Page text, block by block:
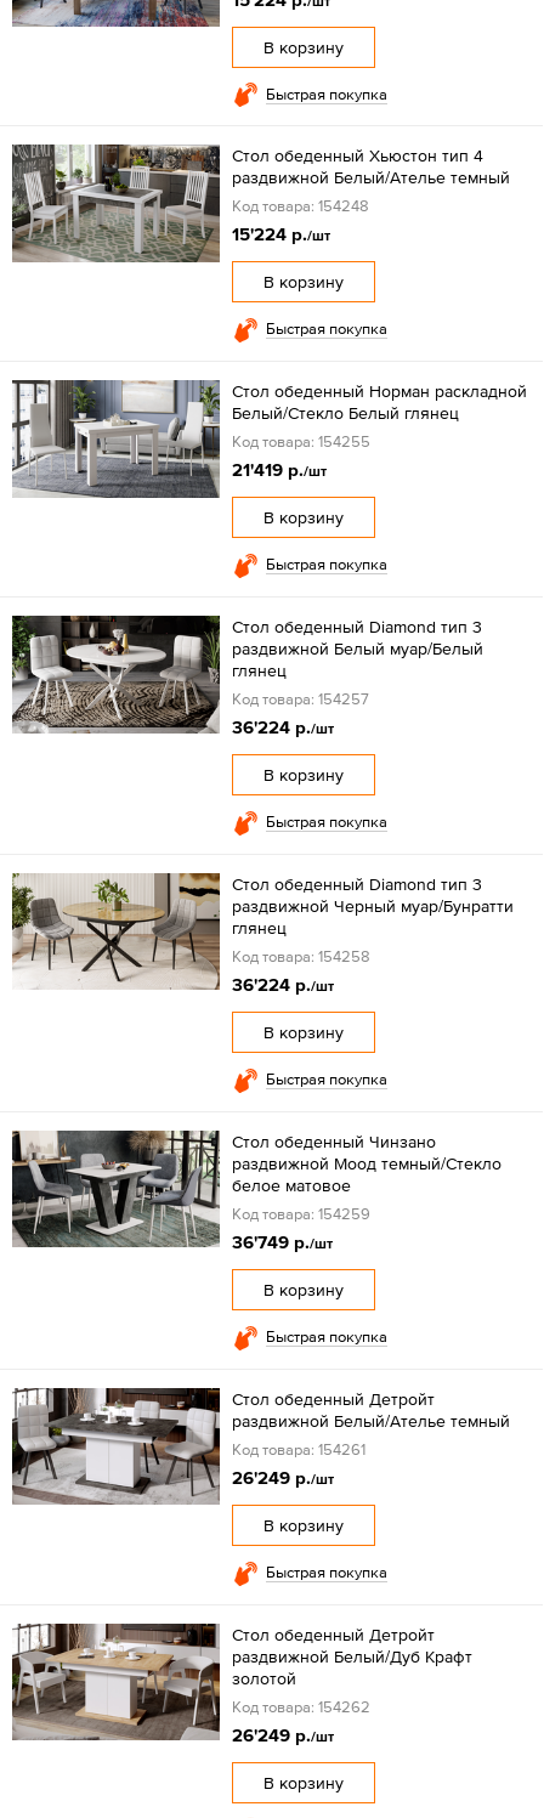
В корзину
Быстрая покупка
Стол обеденный Хьюстон тип 4
раздвижной Белый/Ателье темный
Код товара: 154248
15'224 р./шт
В корзину
Быстрая покупка
Стол обеденный Норман раскладной
Белый/Стекло Белый глянец
Код товара: 154255
21'419 р./шт
В корзину
Быстрая покупка
Стол обеденный Diamond тип 3
раздвижной Белый муар/Белый
глянец
Код товара: 154257
36'224 р./шт
В корзину
Быстрая покупка
Стол обеденный Diamond тип 3
раздвижной Черный муар/Бунратти
глянец
Код товара: 154258
36'224 р./шт
В корзину
Быстрая покупка
Стол обеденный Чинзано
раздвижной Моод темный/Стекло
белое матовое
Код товара: 154259
36'749 р./шт
В корзину
Быстрая покупка
Стол обеденный Детройт
раздвижной Белый/Ателье темный
Код товара: 154261
26'249 р./шт
В корзину
Быстрая покупка
Стол обеденный Детройт
раздвижной Белый/Дуб Крафт
золотой
Код товара: 154262
26'249 р./шт
В корзину